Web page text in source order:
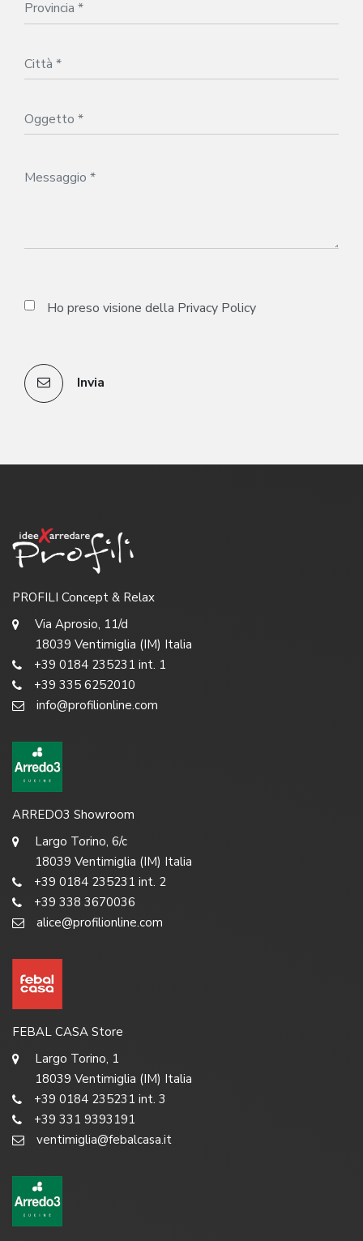
Ho preso visione della Privacy Policy
Invia
PROFILI Concept & Relax
Via Aprosio, 11/d
18039 Ventimiglia (IM) Italia
+39 0184 235231 int. 1
+39 335 6252010
info@profilionline.com
ARREDO3 Showroom
Largo Torino, 6/c
18039 Ventimiglia (IM) Italia
+39 0184 235231 int. 2
+39 338 3670036
alice@profilionline.com
FEBAL CASA Store
Largo Torino, 1
18039 Ventimiglia (IM) Italia
+39 0184 235231 int. 3
+39 331 9393191
ventimiglia@febalcasa.it